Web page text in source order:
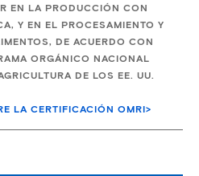
EN LA PRODUCCIÓN CON
Y EN EL PROCESAMIENTO Y
DE ACUERDO CON
ORGÁNICO NACIONAL
DE LOS EE. UU.
LA CERTIFICACIÓN OMRI>